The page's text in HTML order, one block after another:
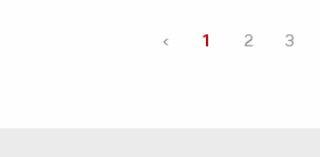
‹ 1 2 3